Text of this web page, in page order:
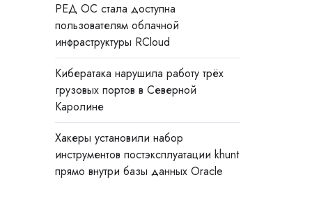
РЕД ОС стала доступна
пользователям облачной
инфраструктуры RCloud
Кибератака нарушила работу трёх
грузовых портов в Северной
Каролине
Хакеры установили набор
инструментов постэксплуатации khunt
прямо внутри базы данных Oracle